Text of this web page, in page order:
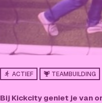
ACTIEF TEAMBUILDING
Bij Kickcity geniet je van